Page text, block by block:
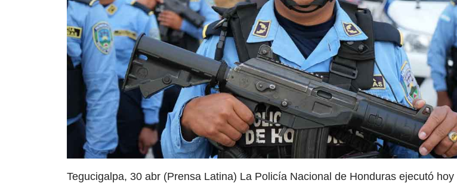
Tegucigalpa, 30 abr (Prensa Latina) La Policía Nacional de Honduras ejecutó hoy